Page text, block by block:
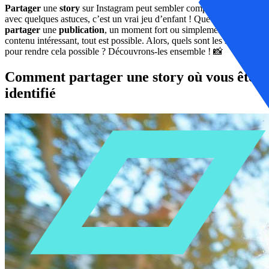
Partager une story sur Instagram peut sembler complexe, mais
avec quelques astuces, c’est un vrai jeu d’enfant ! Que ce soit pour
partager une publication, un moment fort ou simplement du
contenu intéressant, tout est possible. Alors, quels sont les secrets
pour rendre cela possible ? Découvrons-les ensemble ! 📸
Comment partager une story où vous êtes
identifié